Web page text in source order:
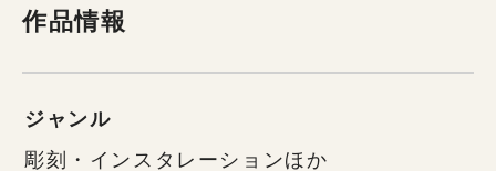
作品情報
ジャンル
彫刻・インスタレーションほか